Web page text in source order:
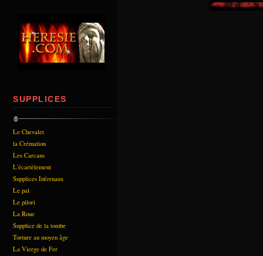
SUPPLICES
Le Chevalet
la Crémation
Les Carcans
L'écartèlement
Supplices Infernaux
Le pal
Le pilori
La Roue
Supplice de la tombe
Torture au moyen âge
La Vierge de Fer